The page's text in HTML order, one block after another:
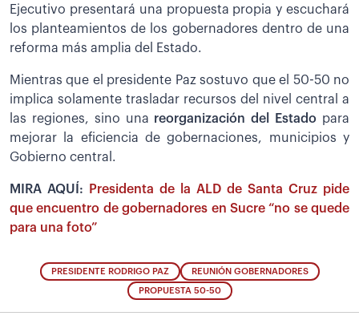
Ejecutivo presentará una propuesta propia y escuchará
los planteamientos de los gobernadores dentro de una
reforma más amplia del Estado.
Mientras que el presidente Paz sostuvo que el 50-50 no
implica solamente trasladar recursos del nivel central a
las regiones, sino una reorganización del Estado para
mejorar la eficiencia de gobernaciones, municipios y
Gobierno central.
MIRA AQUÍ:
Presidenta de la ALD de Santa Cruz pide
que encuentro de gobernadores en Sucre “no se quede
para una foto”
PRESIDENTE RODRIGO PAZ REUNIÓN GOBERNADORES
PROPUESTA 50-50